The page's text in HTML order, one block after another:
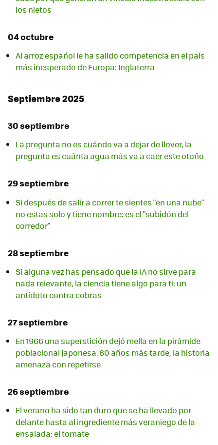
los nietos
04 octubre
Al arroz español le ha salido competencia en el país
más inesperado de Europa: Inglaterra
Septiembre 2025
30 septiembre
La pregunta no es cuándo va a dejar de llover, la
pregunta es cuánta agua más va a caer este otoño
29 septiembre
Si después de salir a correr te sientes "en una nube"
no estas solo y tiene nombre: es el "subidón del
corredor"
28 septiembre
Si alguna vez has pensado que la IA no sirve para
nada relevante, la ciencia tiene algo para ti: un
antídoto contra cobras
27 septiembre
En 1966 una superstición dejó mella en la pirámide
poblacional japonesa. 60 años más tarde, la historia
amenaza con repetirse
26 septiembre
El verano ha sido tan duro que se ha llevado por
delante hasta al ingrediente más veraniego de la
ensalada: el tomate